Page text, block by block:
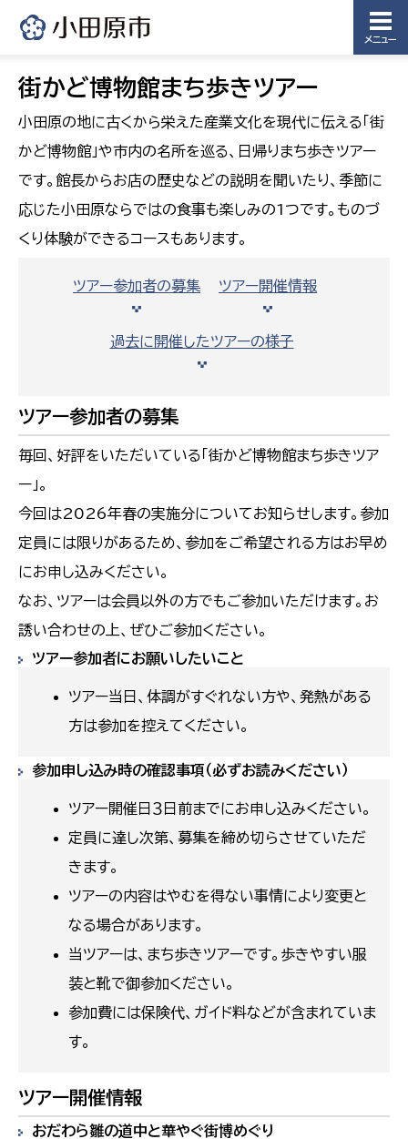
メニュー
街かど博物館まち歩きツアー
小田原の地に古くから栄えた産業文化を現代に伝える「街
かど博物館」や市内の名所を巡る、日帰りまち歩きツアー
です。館長からお店の歴史などの説明を聞いたり、季節に
応じた小田原ならではの食事も楽しみの1つです。ものづ
くり体験ができるコースもあります。
ツアー参加者の募集 ツアー開催情報
過去に開催したツアーの様子
ツアー参加者の募集
毎回、好評をいただいている「街かど博物館まち歩きツア
ー」。
今回は2026年春の実施分についてお知らせします。参加
定員には限りがあるため、参加をご希望される方はお早め
にお申し込みください。
なお、ツアーは会員以外の方でもご参加いただけます。お
誘い合わせの上、ぜひご参加ください。
ツアー参加者にお願いしたいこと
ツアー当日、体調がすぐれない方や、発熱がある
方は参加を控えてください。
参加申し込み時の確認事項（必ずお読みください）
ツアー開催日３日前までにお申し込みください。
定員に達し次第、募集を締め切らさせていただ
きます。
ツアーの内容はやむを得ない事情により変更と
なる場合があります。
当ツアーは、まち歩きツアーです。歩きやすい服
装と靴で御参加ください。
参加費には保険代、ガイド料などが含まれていま
す。
ツアー開催情報
おだわら雛の道中と華やぐ街博めぐり